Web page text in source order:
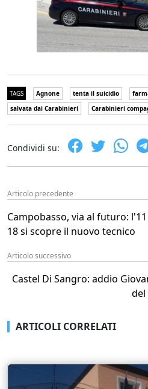
TAGS Agnone tenta il suicidio
salvata dai Carabinieri
Carabinieri
Condividi su:
Articolo precedente
Campobasso, via al futuro:
18 si scopre il nuovo tecnico
Articolo successivo
Castel Di Sangro: addio
del
ARTICOLI CORRELATI